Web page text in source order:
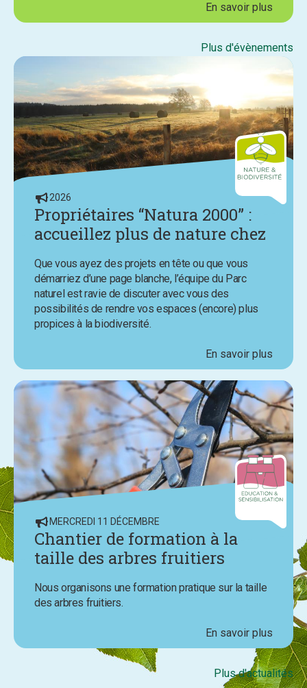
En savoir plus
Plus d'évènements
2026
Propriétaires “Natura 2000” :
accueillez plus de nature chez
naturel
Que vous ayez des projets en tête ou que vous
démarriez d’une page blanche, l’équipe du Parc
naturel est ravie de discuter avec vous des
possibilités de rendre vos espaces (encore) plus
propices à la biodiversité.
En savoir plus
MERCREDI 11 DÉCEMBRE
Chantier de formation à la
taille des arbres fruitiers
Nous organisons une formation pratique sur la taille
des arbres fruitiers.
En savoir plus
Plus d'actualités